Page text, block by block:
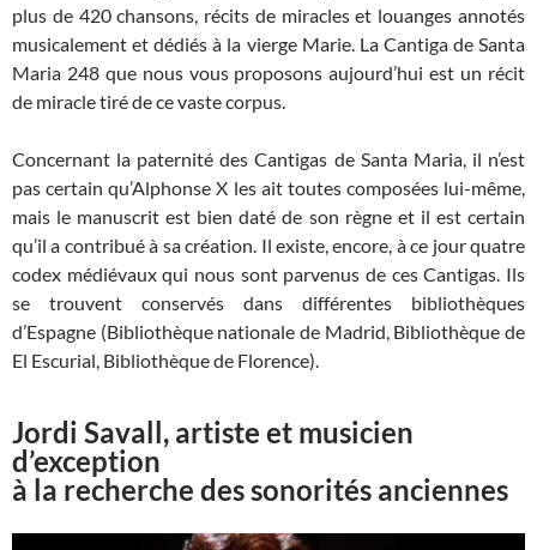
plus de 420 chansons, récits de miracles et louanges annotés
musicalement et dédiés à la vierge Marie. La Cantiga de Santa
Maria 248 que nous vous proposons aujourd’hui est un récit
de miracle tiré de ce vaste corpus.
Concernant la paternité des Cantigas de Santa Maria, il n’est
pas certain qu’Alphonse X les ait toutes composées lui-même,
mais le manuscrit est bien daté de son règne et il est certain
qu’il a contribué à sa création. Il existe, encore, à ce jour quatre
codex médiévaux qui nous sont parvenus de ces Cantigas. Ils
se trouvent conservés dans différentes bibliothèques
d’Espagne (Bibliothèque nationale de Madrid, Bibliothèque de
El Escurial, Bibliothèque de Florence).
Jordi Savall, artiste et musicien
d’exception
à la recherche des sonorités anciennes